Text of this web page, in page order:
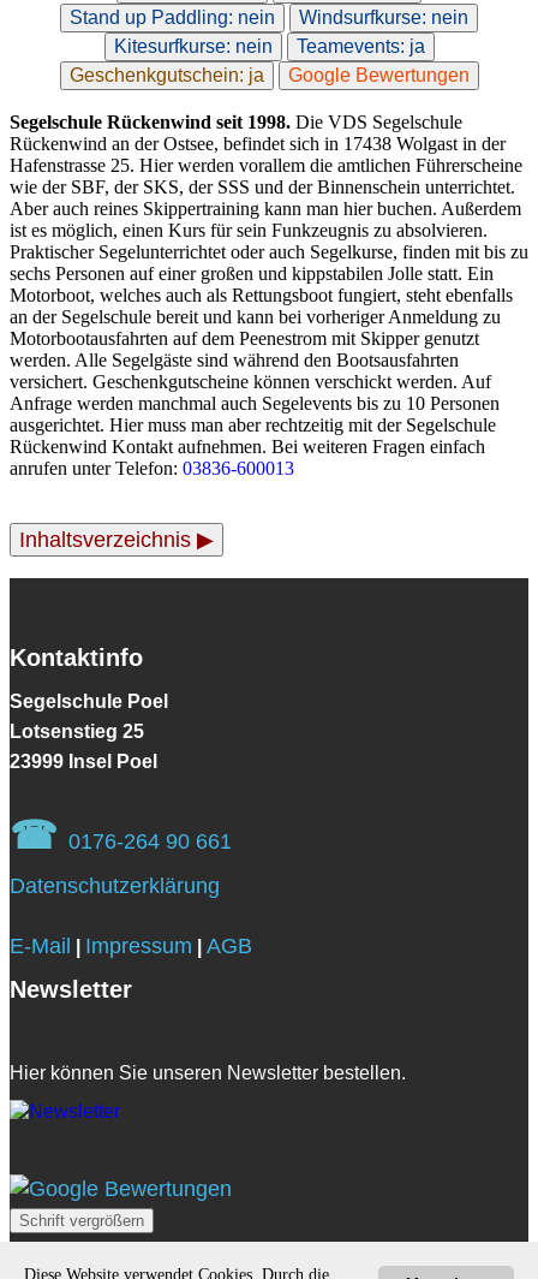
Stand up Paddling: nein
Windsurfkurse: nein
Kitesurfkurse: nein
Teamevents: ja
Geschenkgutschein: ja
Google Bewertungen
Segelschule Rückenwind seit 1998. Die VDS Segelschule
Rückenwind an der Ostsee, befindet sich in 17438 Wolgast in der
Hafenstrasse 25. Hier werden vorallem die amtlichen Führerscheine
wie der SBF, der SKS, der SSS und der Binnenschein unterrichtet.
Aber auch reines Skippertraining kann man hier buchen. Außerdem
ist es möglich, einen Kurs für sein Funkzeugnis zu absolvieren.
Praktischer Segelunterrichtet oder auch Segelkurse, finden mit bis zu
sechs Personen auf einer großen und kippstabilen Jolle statt. Ein
Motorboot, welches auch als Rettungsboot fungiert, steht ebenfalls
an der Segelschule bereit und kann bei vorheriger Anmeldung zu
Motorbootausfahrten auf dem Peenestrom mit Skipper genutzt
werden. Alle Segelgäste sind während den Bootsausfahrten
versichert. Geschenkgutscheine können verschickt werden. Auf
Anfrage werden manchmal auch Segelevents bis zu 10 Personen
ausgerichtet. Hier muss man aber rechtzeitig mit der Segelschule
Rückenwind Kontakt aufnehmen. Bei weiteren Fragen einfach
anrufen unter Telefon: 03836-600013
Inhaltsverzeichnis ▶
Kontaktinfo
Segelschule Poel
Lotsenstieg 25
23999 Insel Poel
☎ 0176-264 90 661
Datenschutzerklärung
E-Mail Impressum AGB
Newsletter
Hier können Sie unseren Newsletter bestellen.
Schrift vergrößern
Diese Website verwendet Cookies. Durch die